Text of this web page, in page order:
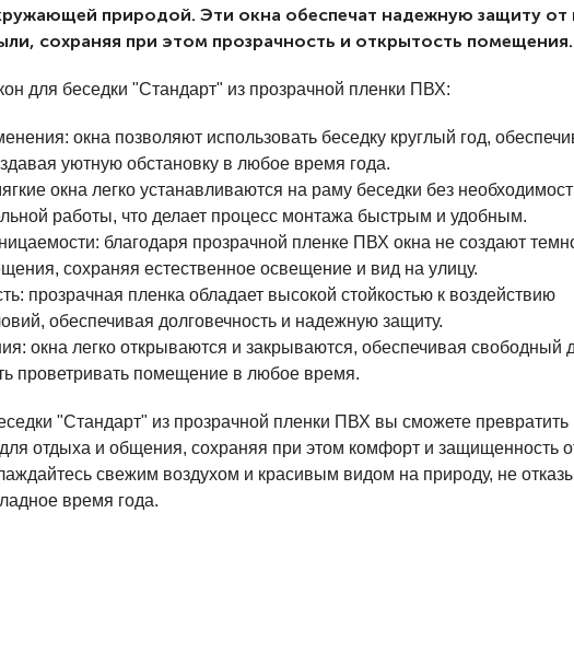
природой. Эти окна обеспечат надежную защиту от
сохраняя при этом прозрачность и открытость помещения.
для беседки "Стандарт" из прозрачной пленки ПВХ:
окна позволяют использовать беседку круглый год,
уютную обстановку в любое время года.
окна легко устанавливаются на раму беседки без
работы, что делает процесс монтажа быстрым и удобным.
благодаря прозрачной пленке ПВХ окна не создают
сохраняя естественное освещение и вид на улицу.
прозрачная пленка обладает высокой стойкостью к воздействию
обеспечивая долговечность и надежную защиту.
окна легко открываются и закрываются, обеспечивая свободный
проветривать помещение в любое время.
"Стандарт" из прозрачной пленки ПВХ вы сможете
отдыха и общения, сохраняя при этом комфорт и защищенность
свежим воздухом и красивым видом на природу, не
время года.